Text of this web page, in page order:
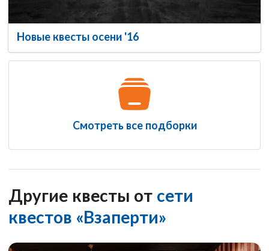
Новые квесты осени '16
Смотреть все подборки
Другие квесты от сети
квестов «Взаперти»